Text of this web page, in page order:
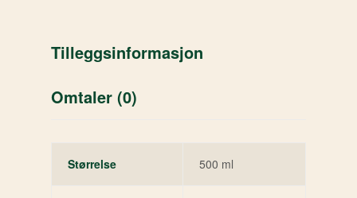
Tilleggsinformasjon
Omtaler (0)
Størrelse 500 ml